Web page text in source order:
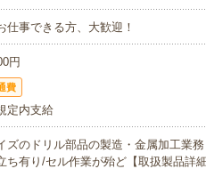
仕事できる方、大歓迎！
円
費
定内支給
ズのドリル部品の製造・金属加工業
ち有り/セル作業が殆ど【取扱製品詳